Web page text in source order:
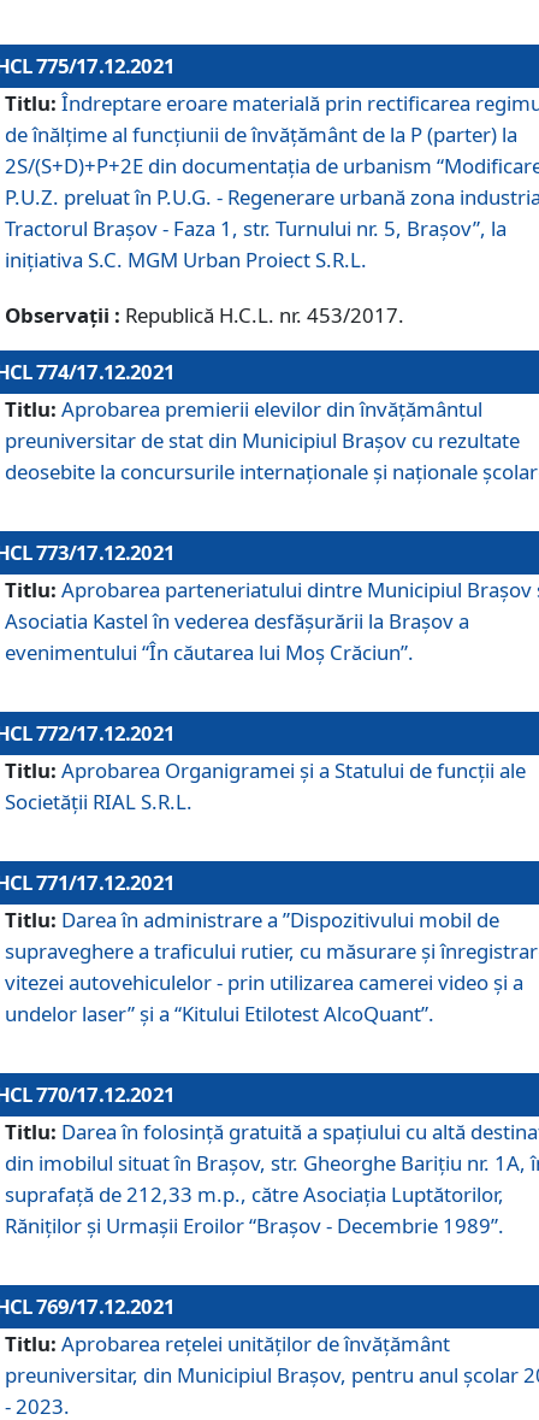
775/17.12.2021
Titlu: Îndreptare eroare materială prin rectificarea
de înălţime al funcţiunii de învăţământ de la P (parter) la
2S/(S+D)+P+2E din documentaţia de urbanism
P.U.Z. preluat în P.U.G. - Regenerare urbană zona
Tractorul Braşov - Faza 1, str. Turnului nr. 5, Braşov”, la
iniţiativa S.C. MGM Urban Proiect S.R.L.
Observații : Republică H.C.L. nr. 453/2017.
774/17.12.2021
Titlu: Aprobarea premierii elevilor din învățământul
preuniversitar de stat din Municipiul Brașov cu rezultate
deosebite la concursurile internaționale și naționale
773/17.12.2021
Titlu: Aprobarea parteneriatului dintre Municipiul Brașov
Asociatia Kastel în vederea desfăşurării la Brașov a
evenimentului “În căutarea lui Moș Crăciun”.
772/17.12.2021
Titlu: Aprobarea Organigramei şi a Statului de funcţii ale
Societăţii RIAL S.R.L.
771/17.12.2021
Titlu: Darea în administrare a ”Dispozitivului mobil de
supraveghere a traficului rutier, cu măsurare și
vitezei autovehiculelor - prin utilizarea camerei video și a
undelor laser” și a “Kitului Etilotest AlcoQuant”.
770/17.12.2021
Titlu: Darea în folosinţă gratuită a spaţiului cu altă
din imobilul situat în Braşov, str. Gheorghe Bariţiu nr. 1A,
suprafaţă de 212,33 m.p., către Asociaţia Luptătorilor,
Răniţilor şi Urmaşii Eroilor “Braşov - Decembrie 1989”.
769/17.12.2021
Titlu: Aprobarea reţelei unităţilor de învăţământ
preuniversitar, din Municipiul Braşov, pentru anul şcolar
- 2023.